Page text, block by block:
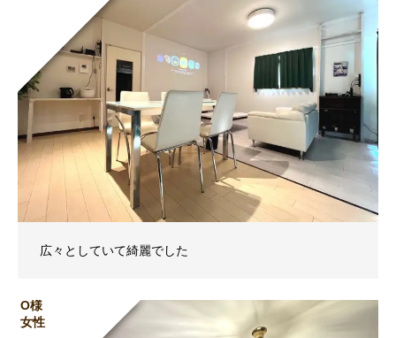
広々としていて綺麗でした
O様
女性